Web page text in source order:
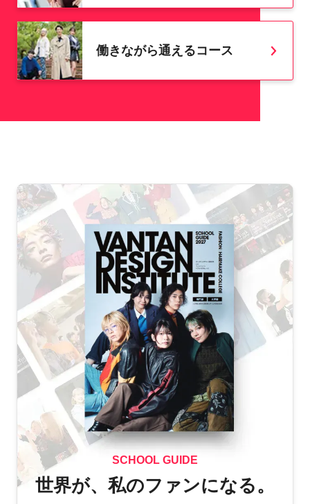
働きながら通えるコース
SCHOOL GUIDE
世界が、私のファンになる。